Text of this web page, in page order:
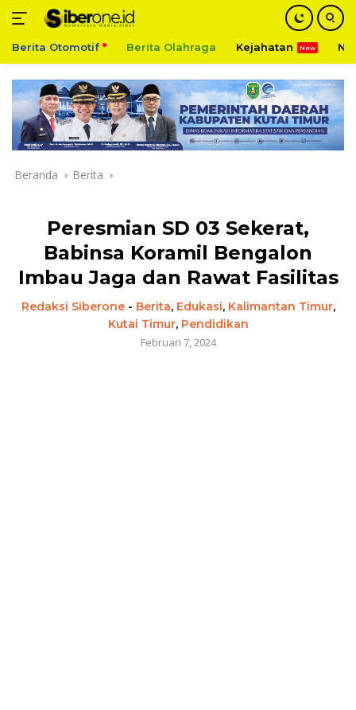
konten
Berita Otomotif Berita Olahraga Kejahatan
Beranda Berita
Peresmian SD 03 Sekerat,
Babinsa Koramil Bengalon
Imbau Jaga dan Rawat Fasilitas
Redaksi Siberone- Berita, Edukasi, Kalimantan Timur,
Kutai Timur, Pendidikan
Februari 7, 2024